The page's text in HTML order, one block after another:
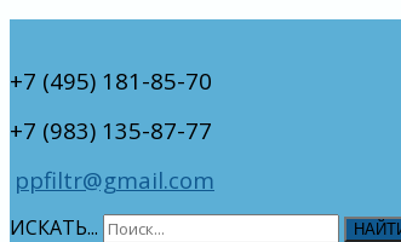
+7 (495) 181-85-70
+7 (983) 135-87-77
ppfiltr@gmail.com
ИСКАТЬ...